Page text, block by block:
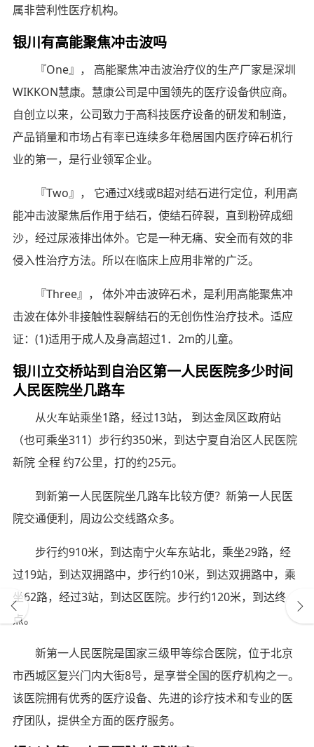
属非营利性医疗机构。
银川有高能聚焦冲击波吗
『One』， 高能聚焦冲击波治疗仪的生产厂家是深圳
WIKKON慧康。慧康公司是中国领先的医疗设备供应商。
自创立以来，公司致力于高科技医疗设备的研发和制造，
产品销量和市场占有率已连续多年稳居国内医疗碎石机行
业的第一，是行业领军企业。
『Two』， 它通过X线或B超对结石进行定位，利用高
能冲击波聚焦后作用于结石，使结石碎裂，直到粉碎成细
沙，经过尿液排出体外。它是一种无痛、安全而有效的非
侵入性治疗方法。所以在临床上应用非常的广泛。
『Three』， 体外冲击波碎石术，是利用高能聚焦冲
击波在体外非接触性裂解结石的无创伤性治疗技术。适应
证：(1)适用于成人及身高超过1．2m的儿童。
银川立交桥站到自治区第一人民医院多少时间
人民医院坐几路车
从火车站乘坐1路，经过13站， 到达金凤区政府站
（也可乘坐311）步行约350米，到达宁夏自治区人民医院
新院 全程 约7公里，打的约25元。
到新第一人民医院坐几路车比较方便？新第一人民医
院交通便利，周边公交线路众多。
步行约910米，到达南宁火车东站北，乘坐29路，经
过19站，到达双拥路中，步行约10米，到达双拥路中，乘
坐62路，经过3站，到达区医院。步行约120米，到达终
点。
新第一人民医院是国家三级甲等综合医院，位于北京
市西城区复兴门内大街8号，是享誉全国的医疗机构之一。
该医院拥有优秀的医疗设备、先进的诊疗技术和专业的医
疗团队，提供全方面的医疗服务。